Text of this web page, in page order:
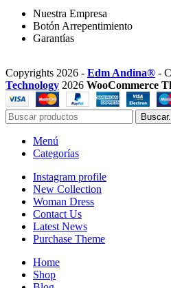
Nuestra Empresa
Botón Arrepentimiento
Garantías
Copyrights 2026 - Edm Andina® -
Technology 2026 WooCommerce
Menú
Categorías
Instagram profile
New Collection
Woman Dress
Contact Us
Latest News
Purchase Theme
Home
Shop